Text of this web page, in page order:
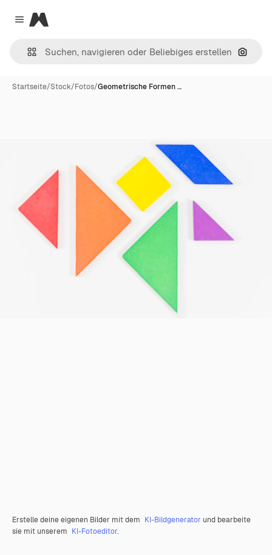
Close menu
Magnific
Nach
Startseite/Stock/Fotos/Geometrische Formen …
Erstelle deine eigenen Bilder mit dem KI-Bildgenerator und bearbeite
sie mit unserem KI-Fotoeditor.